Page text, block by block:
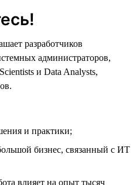
разработчиков
администраторов,
и Data Analysts,
и практики;
бизнес, связанный с ИТ
влияет на опыт тысяч